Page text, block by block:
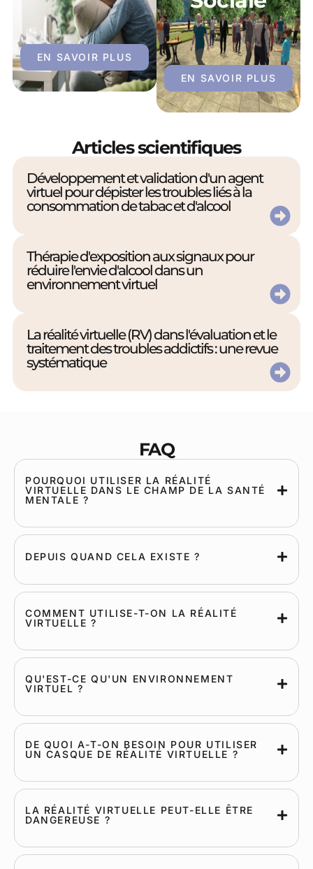
EN SAVOIR PLUS
EN SAVOIR PLUS
Articles scientifiques
Développement et validation d'un agent
virtuel pour dépister les troubles liés à la
consommation de tabac et d'alcool
Thérapie d'exposition aux signaux pour
réduire l'envie d'alcool dans un
environnement virtuel
La réalité virtuelle (RV) dans l'évaluation et le
traitement des troubles addictifs : une revue
systématique
FAQ
POURQUOI UTILISER LA RÉALITÉ
VIRTUELLE DANS LE CHAMP DE LA SANTÉ
MENTALE ?
DEPUIS QUAND CELA EXISTE ?
COMMENT UTILISE-T-ON LA RÉALITÉ
VIRTUELLE ?
QU'EST-CE QU'UN ENVIRONNEMENT
VIRTUEL ?
DE QUOI A-T-ON BESOIN POUR UTILISER
UN CASQUE DE RÉALITÉ VIRTUELLE ?
LA RÉALITÉ VIRTUELLE PEUT-ELLE ÊTRE
DANGEREUSE ?